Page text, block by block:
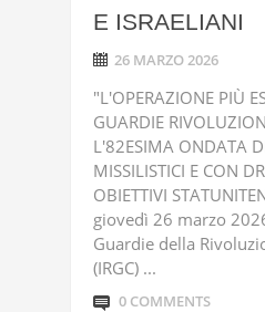
E ISRAELIANI
26 MARZO 2026
"L'OPERAZIONE PIÙ
GUARDIE
L'82ESIMA ONDATA
MISSILISTICI E CON
OBIETTIVI
giovedì 26 marzo
Guardie della
(IRGC) ...
0 COMMENTS